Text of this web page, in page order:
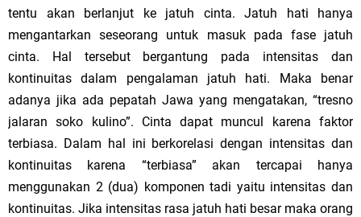
tentu akan berlanjut ke jatuh cinta. Jatuh hati hanya
mengantarkan seseorang untuk masuk pada fase jatuh
cinta. Hal tersebut bergantung pada intensitas dan
kontinuitas dalam pengalaman jatuh hati. Maka benar
adanya jika ada pepatah Jawa yang mengatakan, “tresno
jalaran soko kulino”. Cinta dapat muncul karena faktor
terbiasa. Dalam hal ini berkorelasi dengan intensitas dan
kontinuitas karena “terbiasa” akan tercapai hanya
menggunakan 2 (dua) komponen tadi yaitu intensitas dan
kontinuitas. Jika intensitas rasa jatuh hati besar maka orang